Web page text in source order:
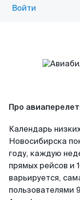
Войти
Про
Календарь
Новосибирска
году, каждую
прямых рейсов и
варьируется,
пользователями